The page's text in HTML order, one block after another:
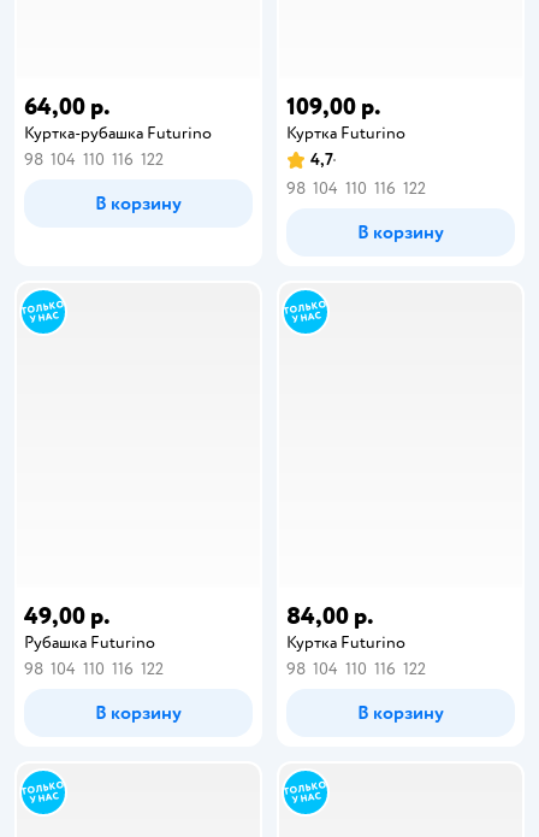
64,00 р.
Куртка-рубашка Futurino
98 104 110 116 122
В корзину
109,00 р.
Куртка Futurino
4,7
98 104 110 116 122
В корзину
49,00 р.
Рубашка Futurino
98 104 110 116 122
В корзину
84,00 р.
Куртка Futurino
98 104 110 116 122
В корзину